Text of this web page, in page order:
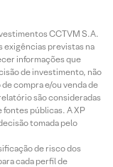
CCTVM S.A.
exigências previstas na
informações que
de investimento, não
compra e/ou venda de
são consideradas
fontes públicas. A XP
tomada pelo
de risco dos
cada perfil de